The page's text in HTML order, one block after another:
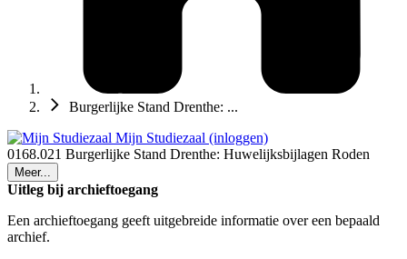
Burgerlijke Stand Drenthe: ...
Mijn Studiezaal (inloggen)
0168.021 Burgerlijke Stand Drenthe: Huwelijksbijlagen Roden
Meer...
Uitleg bij archieftoegang
Een archieftoegang geeft uitgebreide informatie over een bepaald
archief.